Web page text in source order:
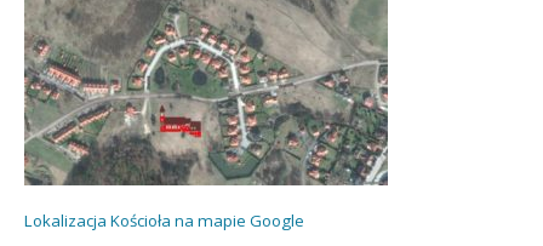
Lokalizacja Kościoła na mapie Google